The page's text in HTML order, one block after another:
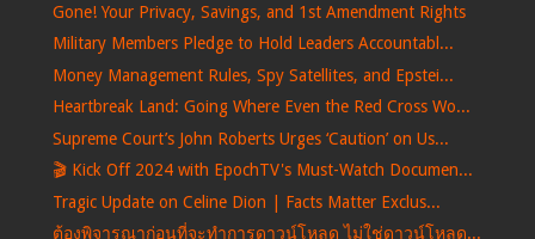
Gone! Your Privacy, Savings, and 1st Amendment Rights
Military Members Pledge to Hold Leaders Accountabl...
Money Management Rules, Spy Satellites, and Epstei...
Heartbreak Land: Going Where Even the Red Cross Wo...
Supreme Court’s John Roberts Urges ‘Caution’ on Us...
🎬 Kick Off 2024 with EpochTV's Must-Watch Documen...
Tragic Update on Celine Dion | Facts Matter Exclus...
ต้องพิจารณาก่อนที่จะทำการดาวน์โหลด ไม่ใช่ดาวน์โหลด...